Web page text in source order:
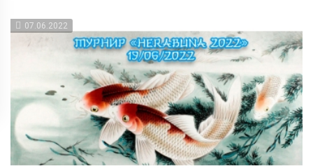
07.06.2022